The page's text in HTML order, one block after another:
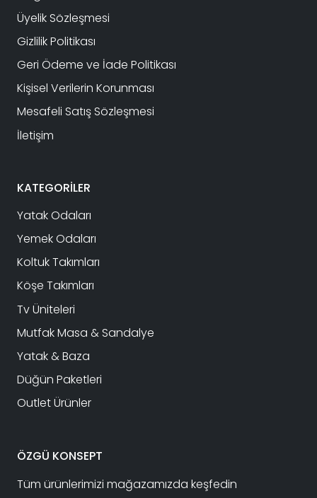
Üyelik Sözleşmesi
Gizlilik Politikası
Geri Ödeme ve İade Politikası
Kişisel Verilerin Korunması
Mesafeli Satış Sözleşmesi
İletişim
KATEGORİLER
Yatak Odaları
Yemek Odaları
Koltuk Takımları
Köşe Takımları
Tv Üniteleri
Mutfak Masa & Sandalye
Yatak & Baza
Düğün Paketleri
Outlet Ürünler
ÖZGÜ KONSEPT
Tüm ürünlerimizi mağazamızda keşfedin